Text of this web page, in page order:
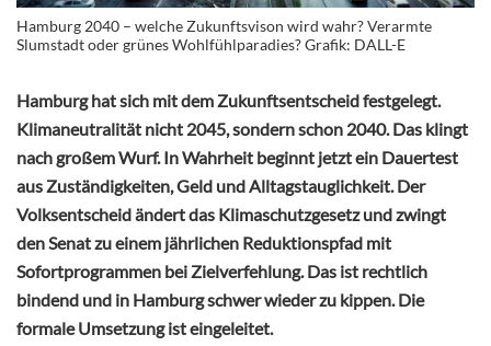
Hamburg 2040 – welche Zukunftsvison wird wahr? Verarmte
Slumstadt oder grünes Wohlfühlparadies? Grafik: DALL-E
Hamburg hat sich mit dem Zukunftsentscheid festgelegt.
Klimaneutralität nicht 2045, sondern schon 2040. Das klingt
nach großem Wurf. In Wahrheit beginnt jetzt ein Dauertest
aus Zuständigkeiten, Geld und Alltagstauglichkeit. Der
Volksentscheid ändert das Klimaschutzgesetz und zwingt
den Senat zu einem jährlichen Reduktionspfad mit
Sofortprogrammen bei Zielverfehlung. Das ist rechtlich
bindend und in Hamburg schwer wieder zu kippen. Die
formale Umsetzung ist eingeleitet.